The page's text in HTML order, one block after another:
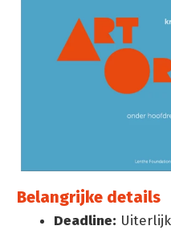
Belangrijke details
Deadline: